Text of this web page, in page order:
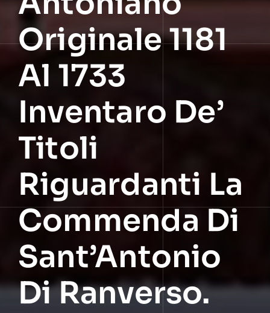
Originale 1181
Al 1733
Inventaro De’
Titoli
Riguardanti La
Commenda Di
Sant’Antonio
Di Ranverso.